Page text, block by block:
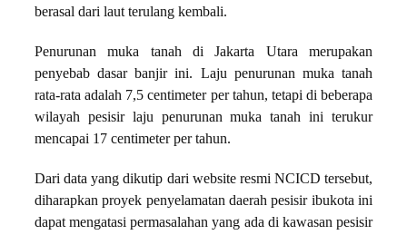
berasal dari laut terulang kembali.
Penurunan muka tanah di Jakarta Utara merupakan
penyebab dasar banjir ini. Laju penurunan muka tanah
rata-rata adalah 7,5 centimeter per tahun, tetapi di beberapa
wilayah pesisir laju penurunan muka tanah ini terukur
mencapai 17 centimeter per tahun.
Dari data yang dikutip dari website resmi NCICD tersebut,
diharapkan proyek penyelamatan daerah pesisir ibukota ini
dapat mengatasi permasalahan yang ada di kawasan pesisir